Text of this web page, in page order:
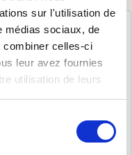
sur l'utilisation de
médias sociaux, de
combiner celles-ci
leur avez fournies
utilisation de leurs
F/X